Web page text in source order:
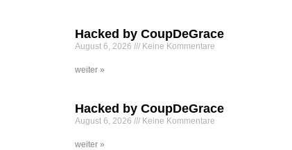
Hacked by CoupDeGrace
August 6, 2026 Keine Kommentare
weiter »
Hacked by CoupDeGrace
August 6, 2026 Keine Kommentare
weiter »